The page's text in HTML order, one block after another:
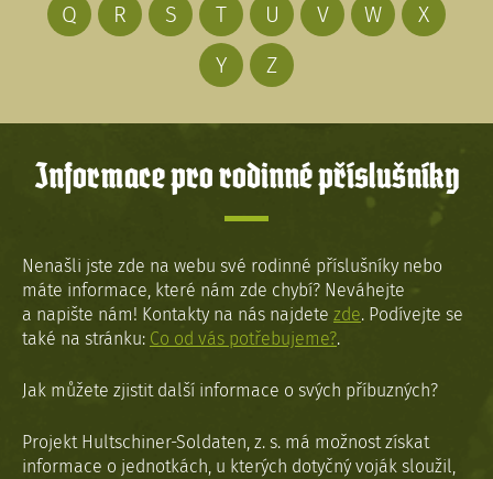
Q
R S T U V W
X
Y
Z
Informace pro rodinné příslušníky
Nenašli jste zde na webu své rodinné příslušníky nebo
máte informace, které nám zde chybí? Neváhejte
a napište nám! Kontakty na nás najdete zde. Podívejte se
také na stránku: Co od vás potřebujeme?.
Jak můžete zjistit další informace o svých příbuzných?
Projekt Hultschiner-Soldaten, z. s. má možnost získat
informace o jednotkách, u kterých dotyčný voják sloužil,